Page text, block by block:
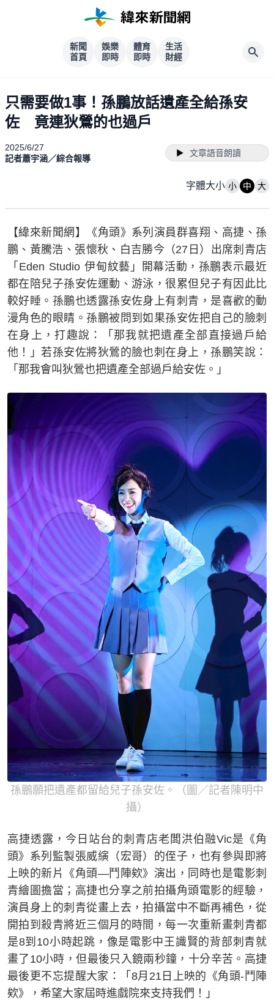
新聞
首頁
娛樂
即時
體育
即時
生活
財經
只需要做1事！孫鵬放話遺產全給孫安
佐 竟連狄鶯的也過戶
2025/6/27
記者蕭宇涵／綜合報導
文章語音朗讀
字體大小 小 中 大
【緯來新聞網】《角頭》系列演員群喜翔、高捷、孫
鵬、黃騰浩、張懷秋、白吉勝今（27日）出席刺青店
「Eden Studio 伊甸紋藝」開幕活動，孫鵬表示最近
都在陪兒子孫安佐運動、游泳，很累但兒子有因此比
較好睡。孫鵬也透露孫安佐身上有刺青，是喜歡的動
漫角色的眼睛。孫鵬被問到如果孫安佐把自己的臉刺
在身上，打趣說：「那我就把遺產全部直接過戶給
他！」若孫安佐將狄鶯的臉也刺在身上，孫鵬笑說：
「那我會叫狄鶯也把遺產全部過戶給安佐。」
孫鵬願把遺產都留給兒子孫安佐。（圖／記者陳明中
攝）
高捷透露，今日站台的刺青店老闆洪伯融Vic是《角
頭》系列監製張威縯（宏哥）的侄子，也有參與即將
上映的新片《角頭—鬥陣欸》演出，同時也是電影刺
青繪圖擔當；高捷也分享之前拍攝角頭電影的經驗，
演員身上的刺青從畫上去，拍攝當中不斷再補色，從
開拍到殺青將近三個月的時間，每一次重新畫刺青都
是8到10小時起跳，像是電影中王識賢的背部刺青就
畫了10小時，但最後只入鏡兩秒鐘，十分辛苦。高捷
最後更不忘提醒大家：「8月21日上映的《角頭-鬥陣
欸》，希望大家屆時進戲院來支持我們！」